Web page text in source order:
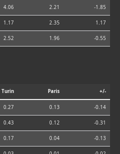
4.06 2.21 -1.85
1.17 2.35 1.17
2.52 1.96 -0.55
Turin Paris +/-
0.27 0.13 -0.14
0.43 0.12 -0.31
0.17 0.04 -0.13